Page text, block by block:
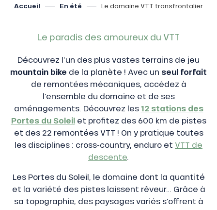
Accueil En été Le domaine VTT transfrontalier
Le paradis des amoureux du VTT
Découvrez l’un des plus vastes terrains de jeu
mountain bike de la planète ! Avec un seul forfait
de remontées mécaniques, accédez à
l’ensemble du domaine et de ses
aménagements. Découvrez les12 stations des
Portes du Soleilet profitez des 600 km de pistes
et des 22 remontées VTT ! On y pratique toutes
les disciplines : cross-country, enduro et VTT de
descente
Les Portes du Soleil, le domaine dont la quantité
et la variété des pistes laissent rêveur… Grâce à
sa topographie, des paysages variés s’offrent à